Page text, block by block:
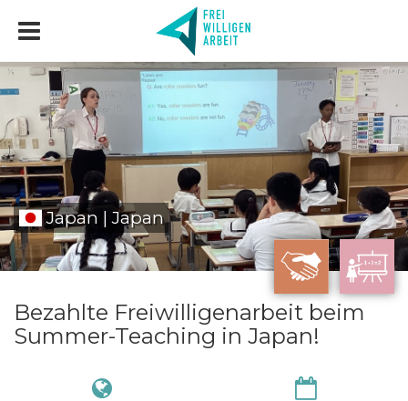
Japan | Japan
Bezahlte Freiwilligenarbeit beim
Summer-Teaching in Japan!